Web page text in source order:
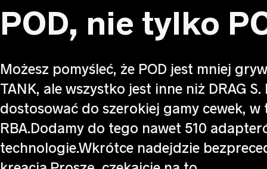
POD, nie tylko
Możesz pomyśleć, że POD jest mniej
TANK, ale wszystko jest inne niż DRAG
dostosować do szerokiej gamy cewek, w
RBA.Dodamy do tego nawet 510
technologie.Wkrótce nadejdzie